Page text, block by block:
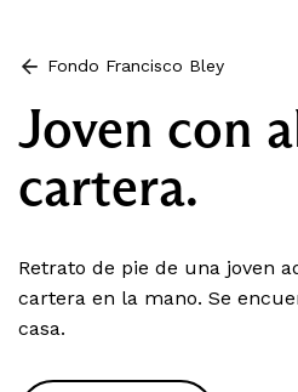
Fondo Francisco Bley
Joven con
cartera.
Retrato de pie de una joven
cartera en la mano. Se
casa.